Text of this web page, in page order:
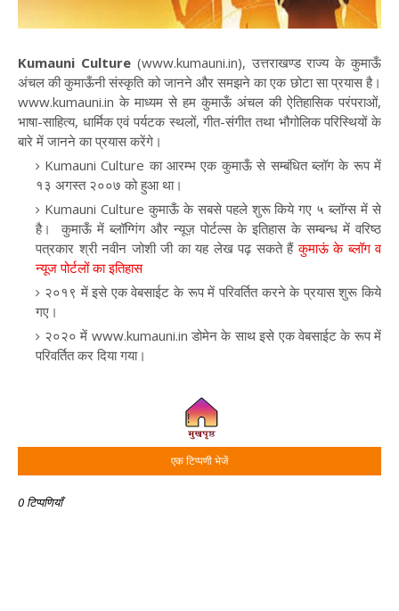
Kumauni Culture(www.kumauni.in), उत्तराखण्ड राज्य के कुमाऊँ
अंचल की कुमाऊँनी संस्कृति को जानने और समझने का एक छोटा सा प्रयास है।
www.kumauni.in के माध्यम से हम कुमाऊँ अंचल की ऐतिहासिक परंपराओं,
भाषा-साहित्य, धार्मिक एवं पर्यटक स्थलों, गीत-संगीत तथा भौगोलिक परिस्थियों के
बारे में जानने का प्रयास करेंगे।
Kumauni Culture का आरम्भ एक कुमाऊँ से सम्बंधित ब्लॉग के रूप में
१३ अगस्त २००७ को हुआ था।
Kumauni Culture कुमाऊँ के सबसे पहले शुरू किये गए ५ ब्लॉग्स में से
है। कुमाऊँ में ब्लॉग्गिंग और न्यूज़ पोर्टल्स के इतिहास के सम्बन्ध में वरिष्ठ
पत्रकार श्री नवीन जोशी जी का यह लेख पढ़ सकते हैंकुमाऊं के ब्लॉग व
न्यूज पोर्टलों का इतिहास
२०१९ में इसे एक वेबसाईट के रूप में परिवर्तित करने के प्रयास शुरू किये
गए ।
२०२० में www.kumauni.in डोमेन के साथ इसे एक वेबसाईट के रूप में
परिवर्तित कर दिया गया।
एक टिप्पणी भेजें
0 टिप्पणियाँ